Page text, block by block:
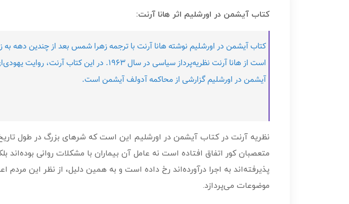
کتاب آیشمن در اورشلیم اثر هانا آرنت:
کتاب آیشمن در اورشلیم نوشته هانا آرنت با ترجمه زهرا شمس بعد از چندین دهه
است از هانا آرنت نظریه‌پرداز سیاسی در سال
آیشمن در اورشلیم گزارشی از محاکمه آدولف آیشمن است.
نظریه آرنت در کتاب آیشمن در اورشلیم این است که شرهای بزرگ در طول
متعصبان کور اتفاق افتاده است نه عامل آن بیماران با مشکلات روانی
پذیرفته‌اند به اجرا درآورده‌اند رخ داده است و به همین دلیل، از نظر این
موضوعات می‌پردازد.